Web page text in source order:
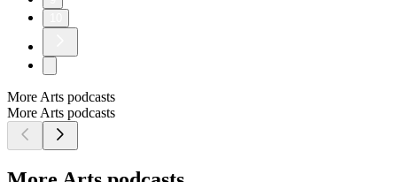
More Arts podcasts
More Arts podcasts